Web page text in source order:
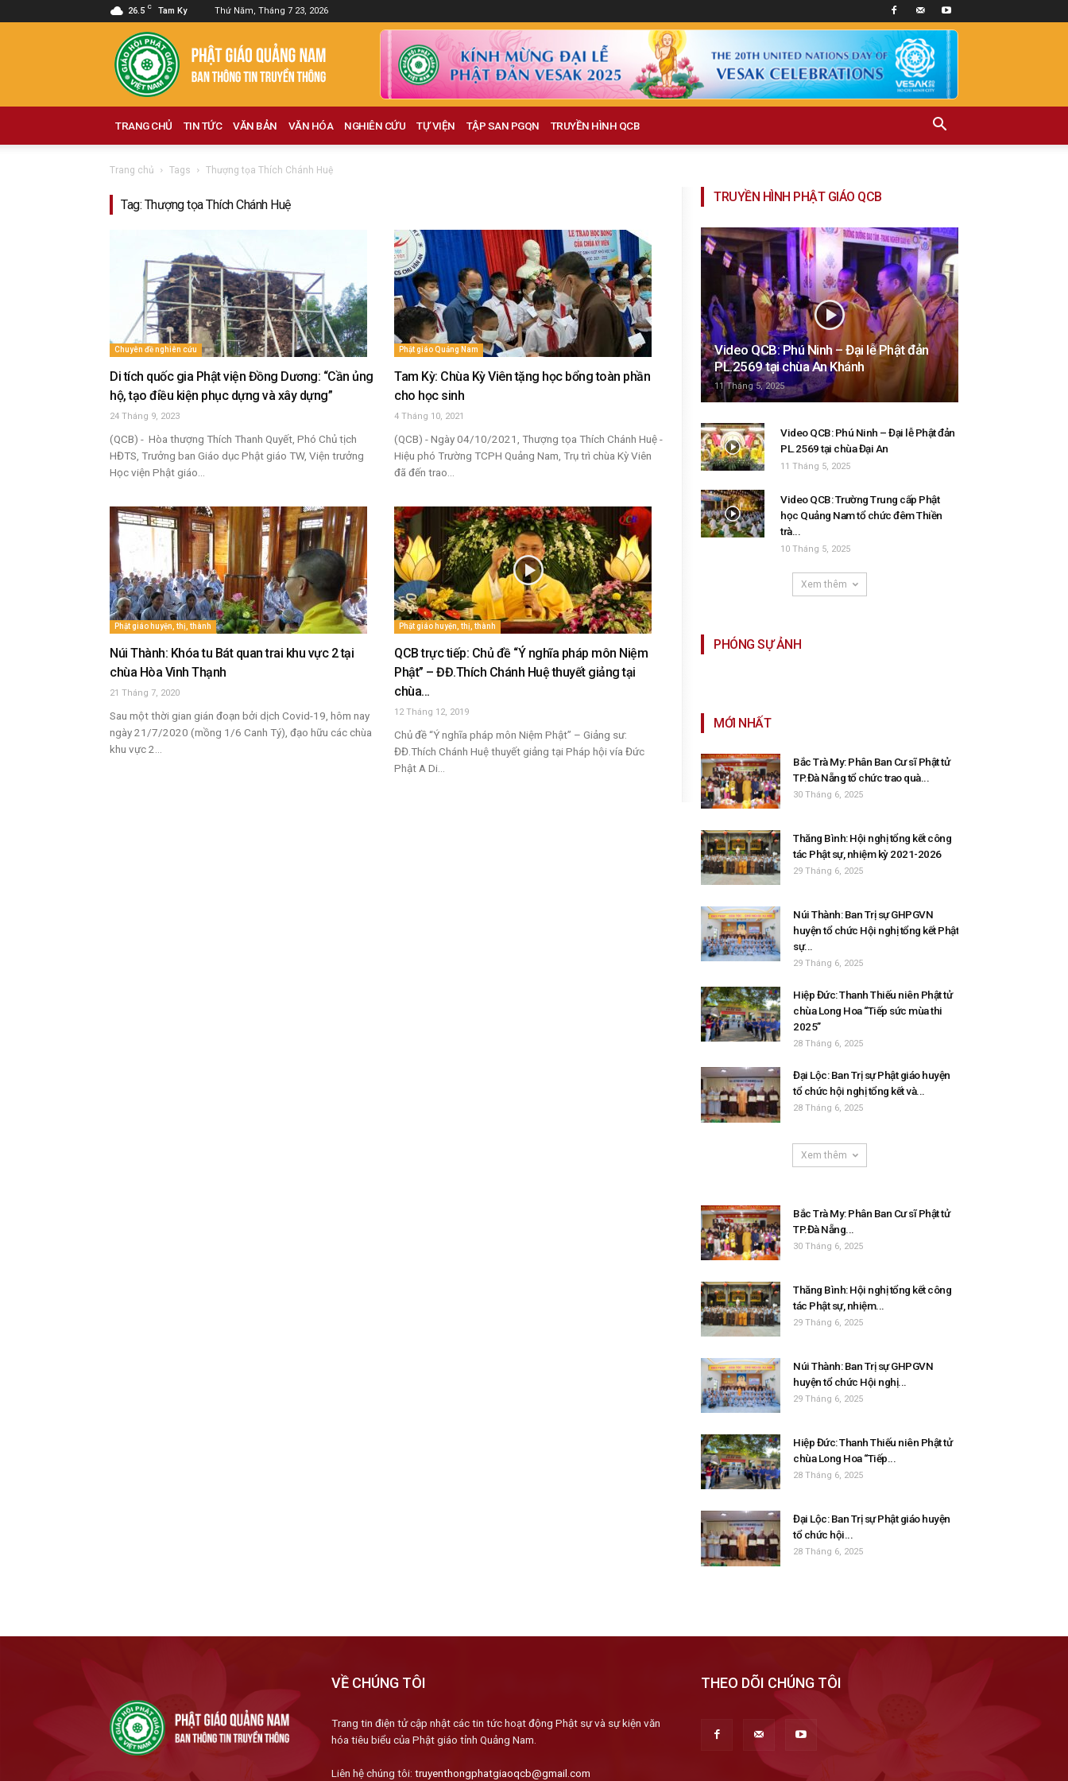
26.5 C Tam Ky Thứ Năm, Tháng 7 23, 2026
Phật
giáo
Quảng
Nam
TRANG CHỦ TIN TỨC VĂN BẢN VĂN HÓA NGHIÊN CỨU TỰ VIỆN TẬP SAN PGQN TRUYỀN HÌNH QCB
Trang chủ Tags Thượng tọa Thích Chánh Huệ
Tag: Thượng tọa Thích Chánh Huệ
Chuyên đề nghiên cứu
Di tích quốc gia Phật viện Đồng Dương: “Cần ủng
hộ, tạo điều kiện phục dựng và xây dựng”
24 Tháng 9, 2023
(QCB) - Hòa thượng Thích Thanh Quyết, Phó Chủ tịch
HĐTS, Trưởng ban Giáo dục Phật giáo TW, Viện trưởng
Học viện Phật giáo...
Phật giáo Quảng Nam
Tam Kỳ: Chùa Kỳ Viên tặng học bổng toàn phần
cho học sinh
4 Tháng 10, 2021
(QCB) - Ngày 04/10/2021, Thượng tọa Thích Chánh Huệ -
Hiệu phó Trường TCPH Quảng Nam, Trụ trì chùa Kỳ Viên
đã đến trao...
Phật giáo huyện, thị, thành
Núi Thành: Khóa tu Bát quan trai khu vực 2 tại
chùa Hòa Vinh Thạnh
21 Tháng 7, 2020
Sau một thời gian gián đoạn bởi dịch Covid-19, hôm nay
ngày 21/7/2020 (mồng 1/6 Canh Tý), đạo hữu các chùa
khu vực 2...
Phật giáo huyện, thị, thành
QCB trực tiếp: Chủ đề “Ý nghĩa pháp môn Niệm
Phật” – ĐĐ.Thích Chánh Huệ thuyết giảng tại
chùa...
12 Tháng 12, 2019
Chủ đề “Ý nghĩa pháp môn Niệm Phật” – Giảng sư:
ĐĐ.Thích Chánh Huệ thuyết giảng tại Pháp hội vía Đức
Phật A Di...
TRUYỀN HÌNH PHẬT GIÁO QCB
Video QCB: Phú Ninh – Đại lễ Phật đản
PL.2569 tại chùa An Khánh
11 Tháng 5, 2025
Video QCB: Phú Ninh – Đại lễ Phật đản
PL.2569 tại chùa Đại An
11 Tháng 5, 2025
Video QCB: Trường Trung cấp Phật
học Quảng Nam tổ chức đêm Thiền
trà...
10 Tháng 5, 2025
Xem thêm
PHÓNG SỰ ẢNH
MỚI NHẤT
Bắc Trà My: Phân Ban Cư sĩ Phật tử
TP.Đà Nẵng tổ chức trao quà...
30 Tháng 6, 2025
Thăng Bình: Hội nghị tổng kết công
tác Phật sự, nhiệm kỳ 2021-2026
29 Tháng 6, 2025
Núi Thành: Ban Trị sự GHPGVN
huyện tổ chức Hội nghị tổng kết Phật
sự...
29 Tháng 6, 2025
Hiệp Đức: Thanh Thiếu niên Phật tử
chùa Long Hoa “Tiếp sức mùa thi
2025”
28 Tháng 6, 2025
Đại Lộc: Ban Trị sự Phật giáo huyện
tổ chức hội nghị tổng kết và...
28 Tháng 6, 2025
Xem thêm
Bắc Trà My: Phân Ban Cư sĩ Phật tử
TP.Đà Nẵng...
30 Tháng 6, 2025
Thăng Bình: Hội nghị tổng kết công
tác Phật sự, nhiệm...
29 Tháng 6, 2025
Núi Thành: Ban Trị sự GHPGVN
huyện tổ chức Hội nghị...
29 Tháng 6, 2025
Hiệp Đức: Thanh Thiếu niên Phật tử
chùa Long Hoa “Tiếp...
28 Tháng 6, 2025
Đại Lộc: Ban Trị sự Phật giáo huyện
tổ chức hội...
28 Tháng 6, 2025
VỀ CHÚNG TÔI
Trang tin điện tử cập nhật các tin tức hoạt động Phật sự và sự kiện văn
hóa tiêu biểu của Phật giáo tỉnh Quảng Nam.
Liên hệ chúng tôi: truyenthongphatgiaoqcb@gmail.com
THEO DÕI CHÚNG TÔI